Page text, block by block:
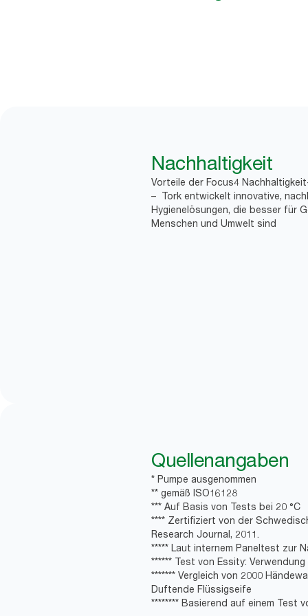
Nachhaltigkeit
Vorteile der Focus4
– Tork entwickelt innovative,
Hygienelösungen, die besser für
Menschen und Umwelt sind
Quellenangaben
* Pumpe ausgenommen
** gemäß ISO16128
*** Auf Basis von Tests bei 20 °C
**** Zertifiziert von der
Research Journal, 2011.
***** Laut internem Paneltest zur
****** Test von Essity:
******* Vergleich von 2000
Duftende Flüssigseife
******** Basierend auf einem Test